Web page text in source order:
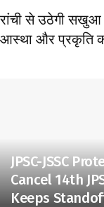
रांची से उठेगी
आस्था और प्रकृति
JPSC-JSSC
Cancel 14th
Keeps